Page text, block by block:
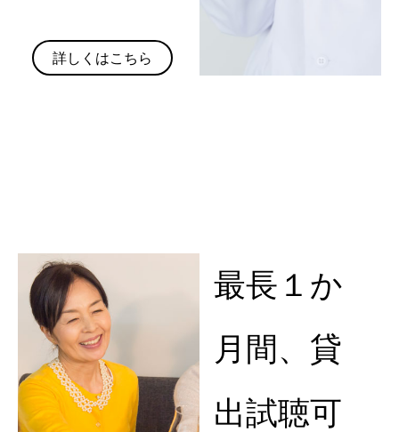
詳しくはこちら
最長１か
月間、貸
出試聴可